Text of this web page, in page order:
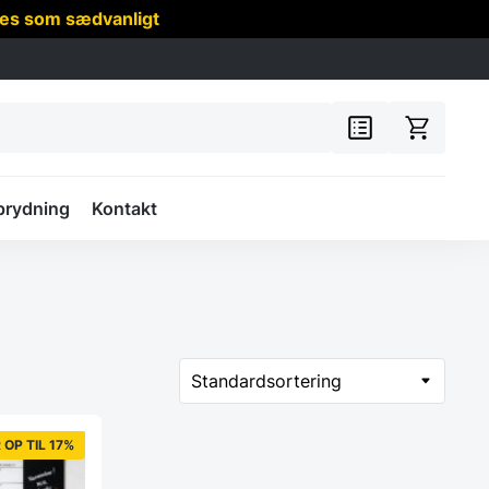
som sædvanligt
Kontakt
OP TIL 17%